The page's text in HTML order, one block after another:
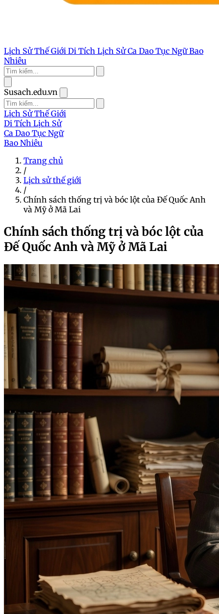
Lịch Sử Thế Giới Di Tích Lịch SửCa Dao Tục NgữBao
Nhiêu
Susach.edu.vn
Lịch Sử Thế Giới
Di Tích Lịch Sử
Ca Dao Tục Ngữ
Bao Nhiêu
Trang chủ
/
Lịch sử thế giới
/
Chính sách thống trị và bóc lột của Đế Quốc Anh
và Mỹ ở Mã Lai
Chính sách thống trị và bóc lột của
Đế Quốc Anh và Mỹ ở Mã Lai